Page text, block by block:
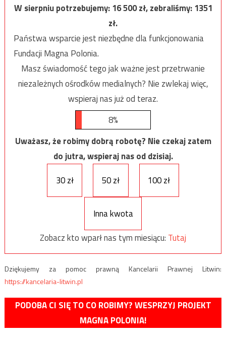
W sierpniu potrzebujemy:16 500zł, zebraliśmy:1351
zł.
Państwa wsparcie jest niezbędne dla funkcjonowania
Fundacji Magna Polonia.
Masz świadomość tego jak ważne jest przetrwanie
niezależnych ośrodków medialnych? Nie zwlekaj więc,
wspieraj nas już od teraz.
8%
Uważasz, że robimy dobrą robotę? Nie czekaj zatem
do jutra, wspieraj nas od dzisiaj.
30 zł
50 zł 100 zł
Inna kwota
Zobacz kto wparł nas tym miesiącu: Tutaj
Dziękujemy za pomoc prawną Kancelarii Prawnej Litwin:
https://kancelaria-litwin.pl
PODOBA CI SIĘ TO CO ROBIMY? WESPRZYJ PROJEKT
MAGNA POLONIA!